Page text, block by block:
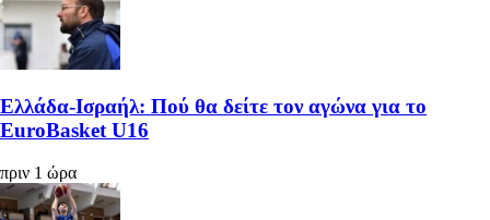
Ελλάδα-Ισραήλ: Πού θα δείτε τον αγώνα για το
EuroBasket U16
πριν 1 ώρα